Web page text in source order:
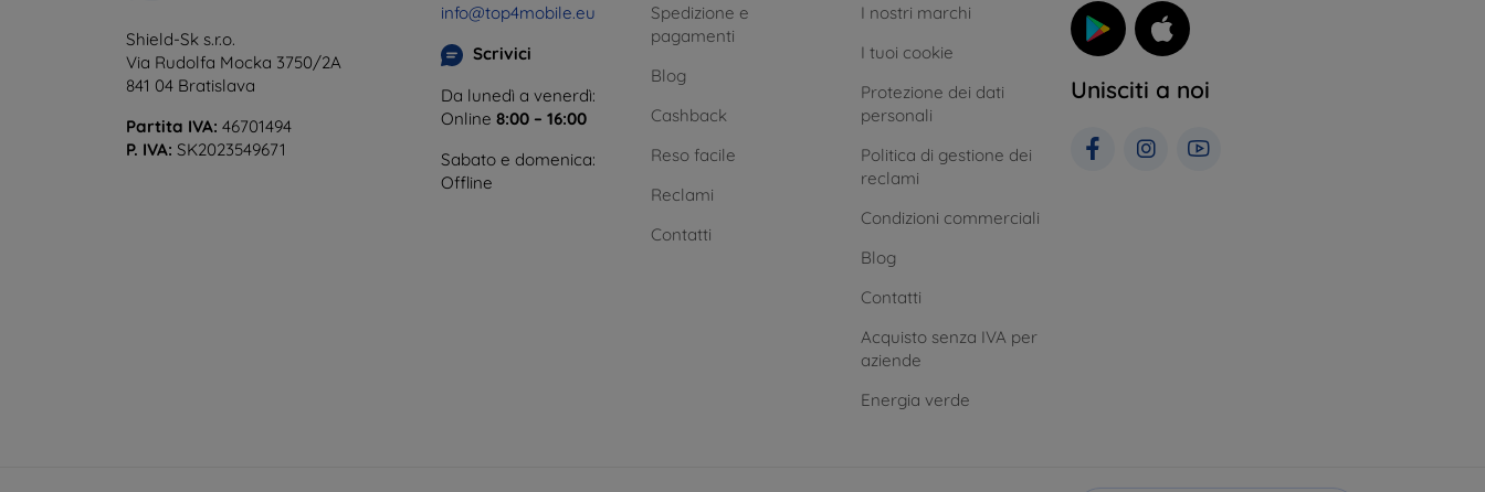
Shield-Sk s.r.o.
Via Rudolfa Mocka 3750/2A
841 04 Bratislava
Partita IVA: 46701494
P. IVA: SK2023549671
info@top4mobile.eu
Scrivici
Da lunedì a venerdì:
Online 8:00 – 16:00
Sabato e domenica:
Offline
Spedizione e
pagamenti
Blog
Cashback
Reso facile
Reclami
Contatti
I nostri marchi
I tuoi cookie
Protezione dei dati
personali
Politica di gestione dei
reclami
Condizioni commerciali
Blog
Contatti
Acquisto senza IVA per
aziende
Energia verde
Unisciti a noi